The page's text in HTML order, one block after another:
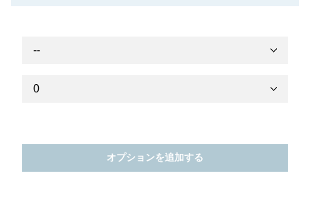
オプションを追加する